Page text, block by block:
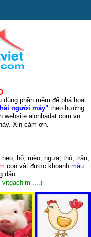
phần mềm để phá hoại.
người máy"theo hướng
website alonhadat.com.vn
Xin cám ơn.
hổ, mèo, ngựa, thỏ, trâu,
con vật được khoanh màu
dấu.
vitgachim ,...)